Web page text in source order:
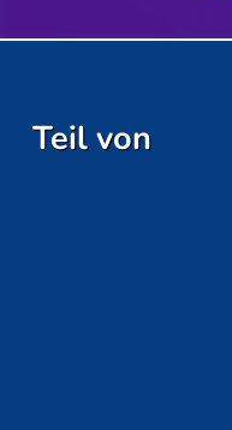
Teil von